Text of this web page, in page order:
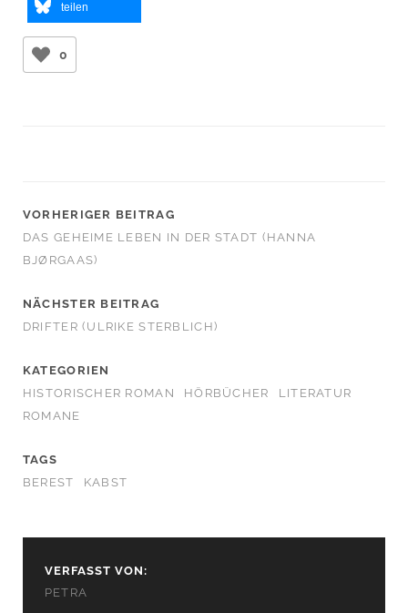
teilen
0
VORHERIGER BEITRAG
DAS GEHEIME LEBEN IN DER STADT (HANNA
BJØRGAAS)
NÄCHSTER BEITRAG
DRIFTER (ULRIKE STERBLICH)
KATEGORIEN
HISTORISCHER ROMAN
HÖRBÜCHER
LITERATUR
ROMANE
TAGS
BEREST
KABST
VERFASST VON:
PETRA